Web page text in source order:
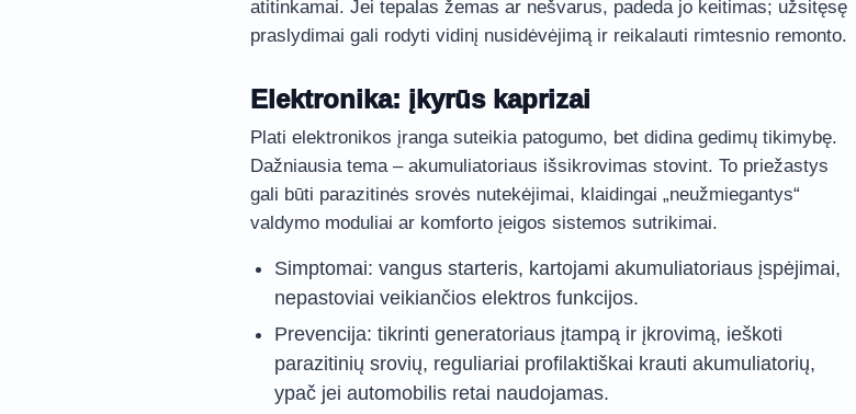
atitinkamai. Jei tepalas žemas ar nešvarus, padeda jo keitimas; užsitęsę
praslydimai gali rodyti vidinį nusidėvėjimą ir reikalauti rimtesnio remonto.
Elektronika: įkyrūs kaprizai
Plati elektronikos įranga suteikia patogumo, bet didina gedimų tikimybę.
Dažniausia tema – akumuliatoriaus išsikrovimas stovint. To priežastys
gali būti parazitinės srovės nutekėjimai, klaidingai „neužmiegantys“
valdymo moduliai ar komforto įeigos sistemos sutrikimai.
Simptomai: vangus starteris, kartojami akumuliatoriaus įspėjimai,
nepastoviai veikiančios elektros funkcijos.
Prevencija: tikrinti generatoriaus įtampą ir įkrovimą, ieškoti
parazitinių srovių, reguliariai profilaktiškai krauti akumuliatorių,
ypač jei automobilis retai naudojamas.